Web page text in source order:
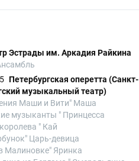
Эстрады им. Аркадия Райкина
Петербургская оперетта (Санкт-
музыкальный театр)
Маши и Вити" Маша
музыканты " Принцесса
" Кай
Царь-девица
Малиновке" Яринка